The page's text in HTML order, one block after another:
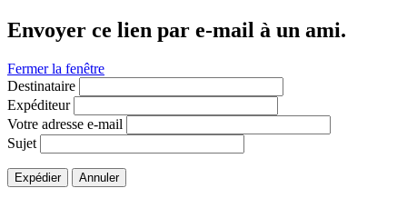
Envoyer ce lien par e-mail à un ami.
Fermer la fenêtre
Destinataire
Expéditeur
Votre adresse e-mail
Sujet
Expédier Annuler